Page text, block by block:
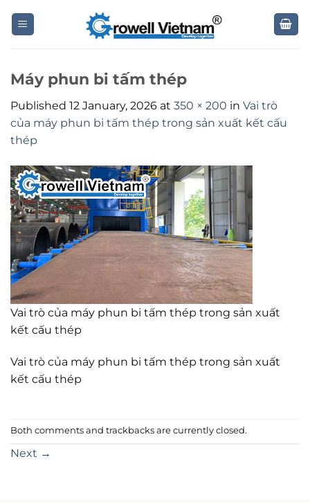
Máy phun bi tấm thép
Published 12 January, 2026 at 350 × 200 in Vai trò
của máy phun bi tấm thép trong sản xuất kết cấu
thép
Vai trò của máy phun bi tấm thép trong sản xuất
kết cấu thép
Vai trò của máy phun bi tấm thép trong sản xuất
kết cấu thép
Both comments and trackbacks are currently closed.
Next →